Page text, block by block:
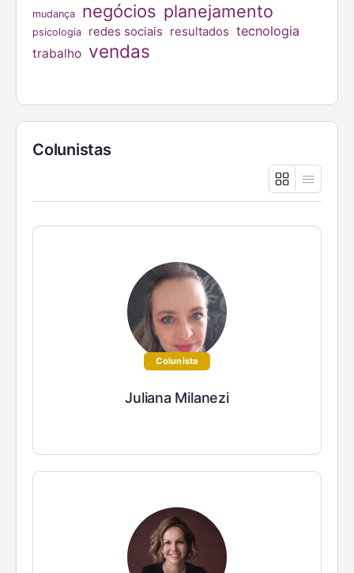
mudança negócios planejamento
psicologia redes sociais resultados tecnologia
trabalho vendas
Colunistas
Colunista
Juliana Milanezi